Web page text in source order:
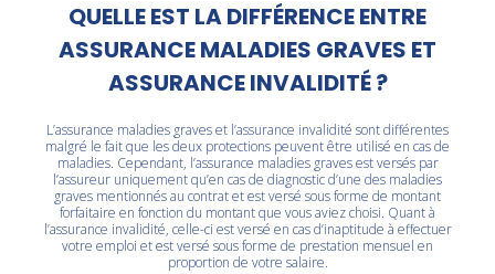
QUELLE EST LA DIFFÉRENCE ENTRE
ASSURANCE MALADIES GRAVES ET
ASSURANCE INVALIDITÉ ?
L’assurance maladies graves et l’assurance invalidité sont différentes
malgré le fait que les deux protections peuvent être utilisé en cas de
maladies. Cependant, l’assurance maladies graves est versés par
l’assureur uniquement qu’en cas de diagnostic d’une des maladies
graves mentionnés au contrat et est versé sous forme de montant
forfaitaire en fonction du montant que vous aviez choisi. Quant à
l’assurance invalidité, celle-ci est versé en cas d’inaptitude à effectuer
votre emploi et est versé sous forme de prestation mensuel en
proportion de votre salaire.